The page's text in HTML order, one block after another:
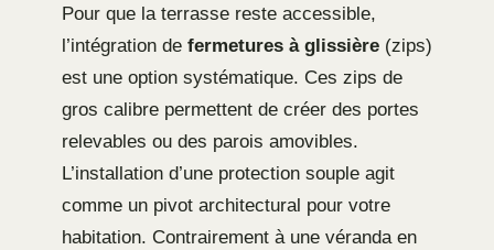
Pour que la terrasse reste accessible,
l’intégration de fermetures à glissière (zips)
est une option systématique. Ces zips de
gros calibre permettent de créer des portes
relevables ou des parois amovibles.
L’installation d’une protection souple agit
comme un pivot architectural pour votre
habitation. Contrairement à une véranda en